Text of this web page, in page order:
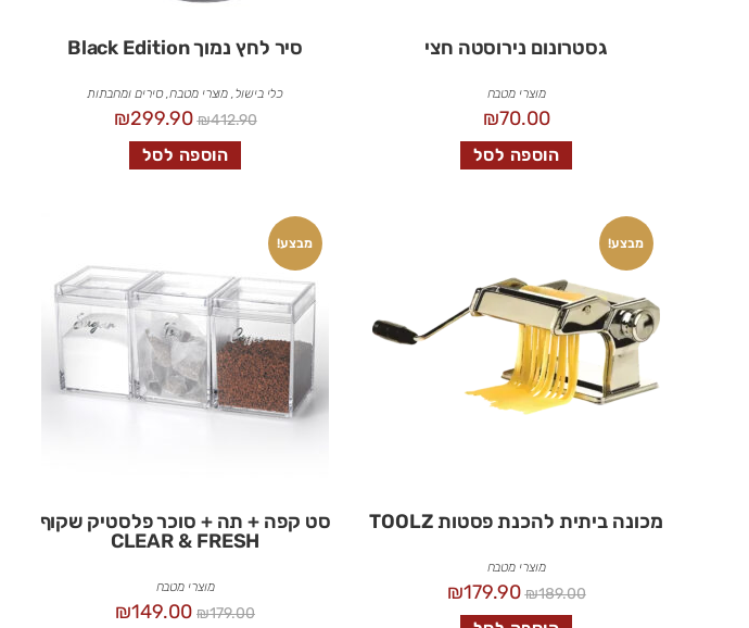
גסטרונום נירוסטה חצי
מוצרי מטבח
₪70.00
הוספה לסל
סיר לחץ נמוך Black Edition
כלי בישול, מוצרי מטבח,סירים ומחבתות
₪412.90
₪299.90
הוספה לסל
מבצע!
מכונה ביתית להכנת פסטות TOOLZ
מוצרי מטבח
₪189.00
₪179.90
מבצע!
סט קפה + תה + סוכר פלסטיק שקוף
CLEAR & FRESH
מוצרי מטבח
₪179.00
₪149.00